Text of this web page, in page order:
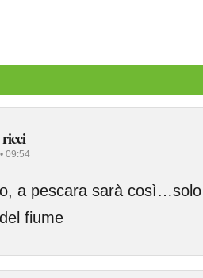
09:54
a pescara sarà
fiume